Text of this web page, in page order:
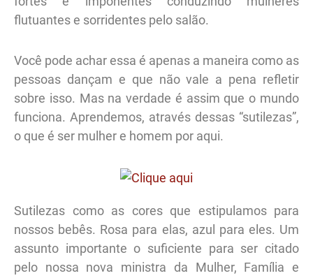
flutuantes e sorridentes pelo salão.
Você pode achar essa é apenas a maneira como as
pessoas dançam e que não vale a pena refletir
sobre isso. Mas na verdade é assim que o mundo
funciona. Aprendemos, através dessas “sutilezas”,
o que é ser mulher e homem por aqui.
Sutilezas como as cores que estipulamos para
nossos bebês. Rosa para elas, azul para eles. Um
assunto importante o suficiente para ser citado
pelo nossa nova ministra da Mulher, Família e